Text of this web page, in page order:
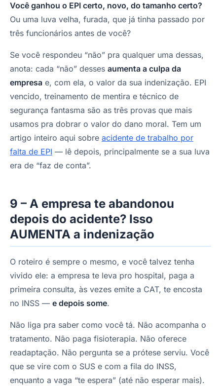
Você ganhou o EPI certo, novo, do tamanho certo?
Ou uma luva velha, furada, que já tinha passado por
três funcionários antes de você?
Se você respondeu “não” pra qualquer uma dessas,
anota: cada “não” desses aumenta a culpa da
empresa e, com ela, o valor da sua indenização. EPI
vencido, treinamento de mentira e técnico de
segurança fantasma são as três provas que mais
usamos pra dobrar o valor do dano moral. Tem um
artigo inteiro aqui sobre acidente de trabalho por
falta de EPI — lê depois, principalmente se a sua luva
era de “faz de conta”.
9 – A empresa te abandonou
depois do acidente? Isso
AUMENTA a indenização
O roteiro é sempre o mesmo, e você talvez tenha
vivido ele: a empresa te leva pro hospital, paga a
primeira consulta, às vezes emite a CAT, te encosta
no INSS — e depois some.
Não liga pra saber como você tá. Não acompanha o
tratamento. Não paga fisioterapia. Não oferece
readaptação. Não pergunta se a prótese serviu. Você
que se vire com o SUS e com a fila do INSS,
enquanto a vaga “te espera” (até não esperar mais).